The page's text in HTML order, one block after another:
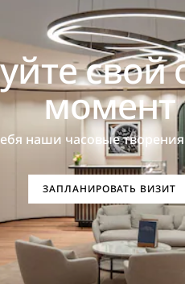
момент
наши часовые
ЗАПЛАНИРОВАТЬ ВИЗИТ